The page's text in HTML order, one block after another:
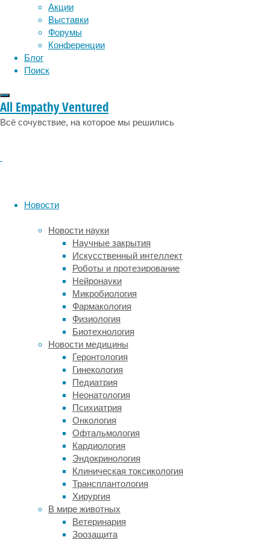
Акции
Выставки
Форумы
Конференции
Блог
Поиск
All Empathy Ventured
Всё сочувствие, на которое мы решились
Новости
Новости науки
Научные закрытия
Искусственный интеллект
Роботы и протезирование
Нейронауки
Микробиология
Фармакология
Физиология
Биотехнология
Новости медицины
Геронтология
Гинекология
Педиатрия
Неонатология
Психиатрия
Онкология
Офтальмология
Кардиология
Эндокринология
Клиническая токсикология
Трансплантология
Хирургия
В мире животных
Ветеринария
Зоозащита
на
работу
процентов
потребления
электроэнергии.
увеличением
парниковых
выбросов
растет
температура
воздуха
мегаполисах
по
сравнению
пригородами:
бетон
асфальт
поглощают
солнечную
энергию,
отдавая
ее
поведение
сон социальные проблемы
физиология